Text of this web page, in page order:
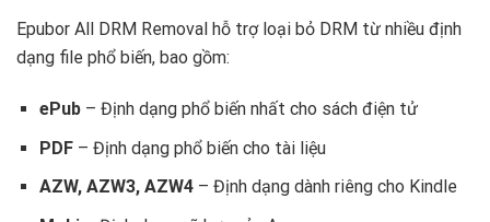
Epubor All DRM Removal hỗ trợ loại bỏ DRM từ nhiều định
dạng file phổ biến, bao gồm:
ePub– Định dạng phổ biến nhất cho sách điện tử
PDF– Định dạng phổ biến cho tài liệu
AZW, AZW3, AZW4– Định dạng dành riêng cho Kindle